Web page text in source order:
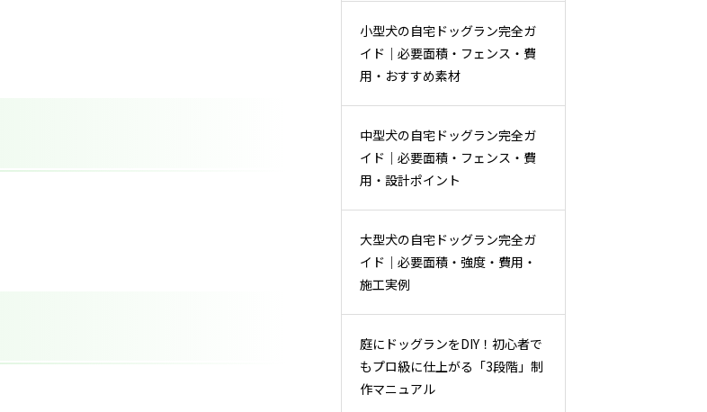
小型犬の自宅ドッグラン完全ガ
イド｜必要面積・フェンス・費
用・おすすめ素材
中型犬の自宅ドッグラン完全ガ
イド｜必要面積・フェンス・費
用・設計ポイント
大型犬の自宅ドッグラン完全ガ
イド｜必要面積・強度・費用・
施工実例
庭にドッグランをDIY！初心者で
もプロ級に仕上がる「3段階」制
作マニュアル